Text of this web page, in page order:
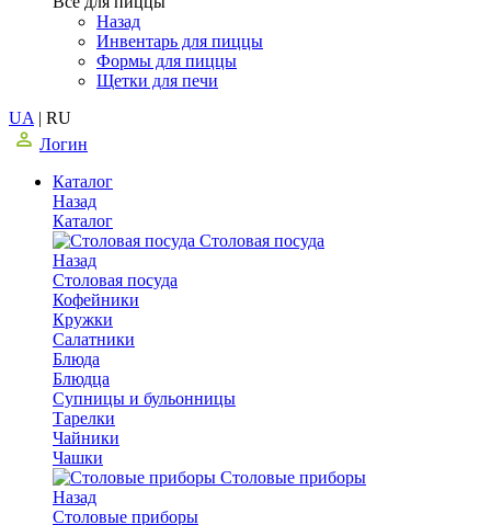
Назад
Инвентарь для пиццы
Формы для пиццы
Щетки для печи
UA | RU
Логин
Каталог
Назад
Каталог
Столовая посуда
Назад
Столовая посуда
Кофейники
Кружки
Салатники
Блюда
Блюдца
Супницы и бульонницы
Тарелки
Чайники
Чашки
Cтоловые приборы
Назад
Cтоловые приборы